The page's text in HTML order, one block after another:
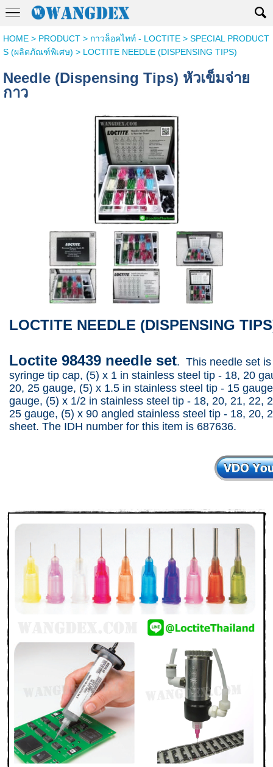
HOME> PRODUCT> กาวล็อคไทท์ - LOCTITE> SPECIAL PRODUCT
S (ผลิตภัณฑ์พิเศษ) > LOCTITE NEEDLE (DISPENSING TIPS)
Needle (Dispensing Tips) หัวเข็มจ่าย
กาว
LOCTITE NEEDLE (DISPENSING
Loctite 98439 needle set. This needle set
syringe tip cap, (5) x 1 in stainless steel tip - 18, 20
20, 25 gauge, (5) x 1.5 in stainless steel tip - 15
gauge, (5) x 1/2 in stainless steel tip - 18, 20, 21, 22,
25 gauge, (5) x 90 angled stainless steel tip - 18, 20,
sheet. The IDH number for this item is 687636.